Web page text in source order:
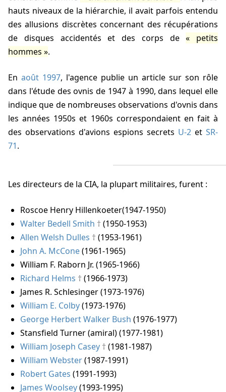
hauts niveaux de la hiérarchie, il avait parfois entendu
des allusions discrètes concernant des récupérations
de disques accidentés et des corps de
petits
hommes
.
En août 1997, l'agence publie un article sur son rôle
dans l'étude des ovnis de 1947 à 1990, dans lequel elle
indique que de nombreuses observations d'ovnis dans
les années 1950s et 1960s correspondaient en fait à
des observations d'avions espions secrets U-2 et SR-
71.
Les directeurs de la CIA, la plupart militaires, furent :
Roscoe Henry Hillenkoeter(1947-1950)
Walter Bedell Smith
(1950-1953)
Allen Welsh Dulles
(1953-1961)
John A. McCone(1961-1965)
William F. Raborn Jr. (1965-1966)
Richard Helms
(1966-1973)
James R. Schlesinger (1973-1976)
William E. Colby(1973-1976)
George Herbert Walker Bush (1976-1977)
Stansfield Turner (amiral) (1977-1981)
William Joseph Casey
(1981-1987)
William Webster(1987-1991)
Robert Gates (1991-1993)
James Woolsey(1993-1995)